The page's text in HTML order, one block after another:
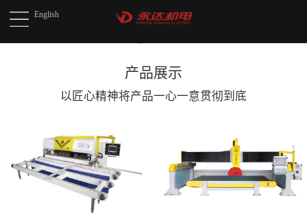
English
产品展示
以匠心精神将产品一心一意贯彻到底